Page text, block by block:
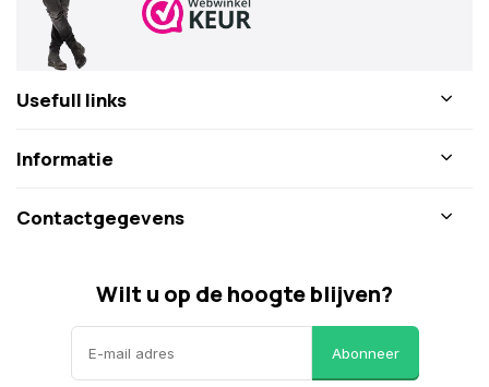
Usefull links
Informatie
Contactgegevens
Wilt u op de hoogte blijven?
Abonneer